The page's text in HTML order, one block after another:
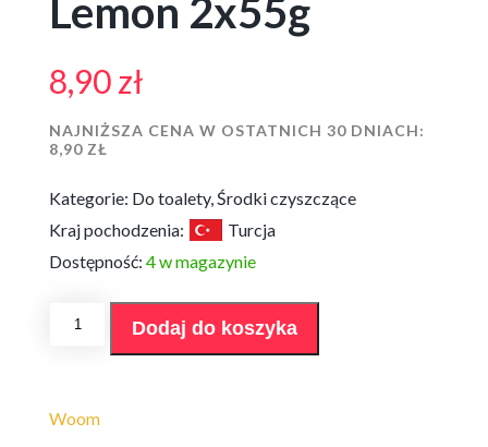
Lemon 2x55g
8,90zł
NAJNIŻSZA CENA W OSTATNICH 30 DNIACH:
8,90 ZŁ
Kategorie: Do toalety, Środki czyszczące
Kraj pochodzenia:
Turcja
Dostępność: 4 w magazynie
Zawieszka
Dodaj do koszyka
Woom